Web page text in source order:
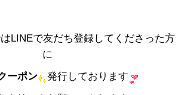
LINEで友だち登録してくださった方
に
ーポン
発行しております